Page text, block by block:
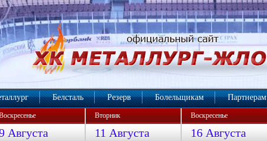
Белсталь Резерв Болельщикам Партнерам
Вторник Воскресенье
Августа 11 Августа 16 Августа